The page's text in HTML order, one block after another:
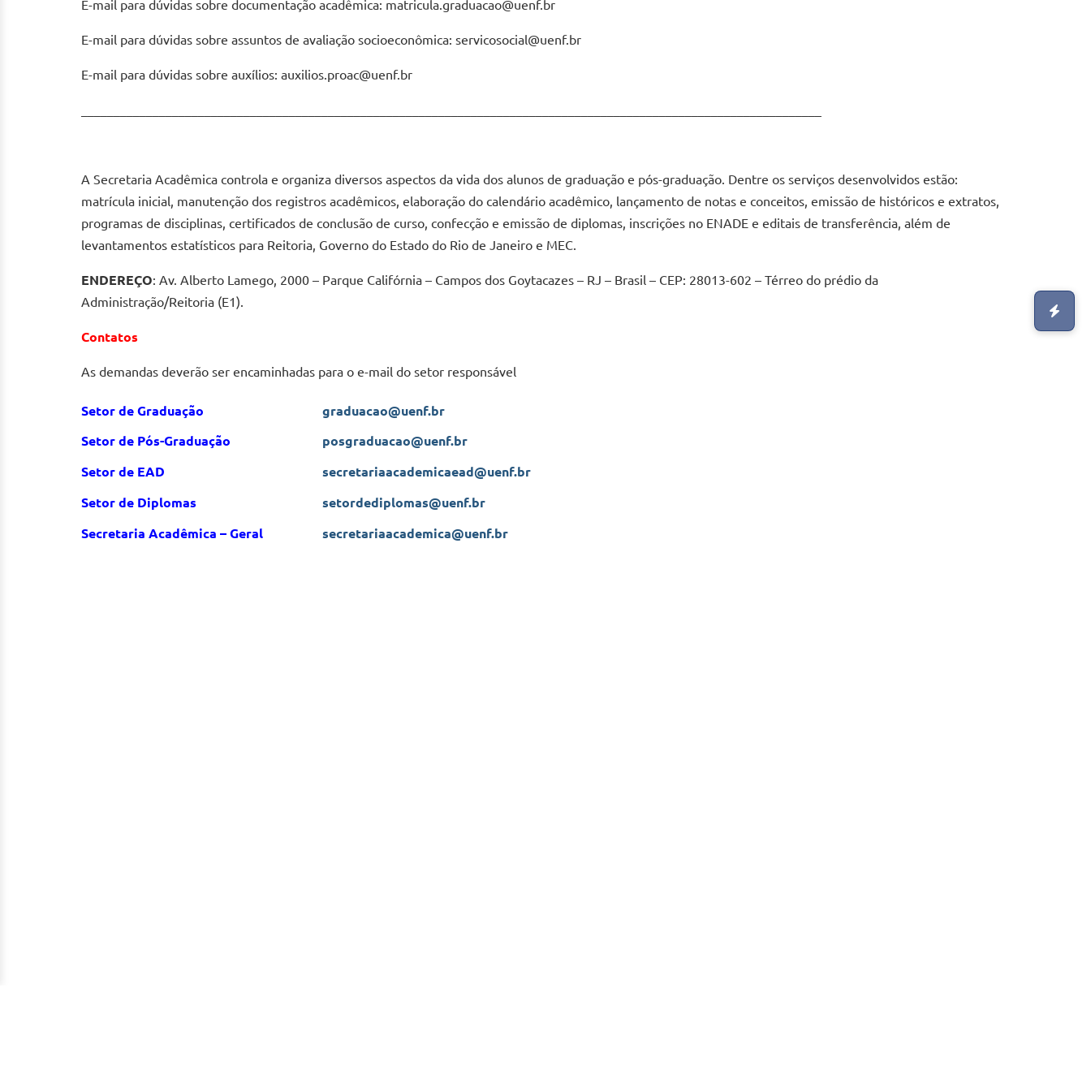
E-mail para dúvidas sobre documentação acadêmica: matricula.graduacao@uenf.br
E-mail para dúvidas sobre assuntos de avaliação socioeconômica: servicosocial@uenf.br
E-mail para dúvidas sobre auxílios: auxilios.proac@uenf.br
A Secretaria Acadêmica controla e organiza diversos aspectos da vida dos alunos de graduação e pós-graduação. Dentre os serviços desenvolvidos estão:
matrícula inicial, manutenção dos registros acadêmicos, elaboração do calendário acadêmico, lançamento de notas e conceitos, emissão de históricos e extratos,
programas de disciplinas, certificados de conclusão de curso, confecção e emissão de diplomas, inscrições no ENADE e editais de transferência, além de
levantamentos estatísticos para Reitoria, Governo do Estado do Rio de Janeiro e MEC.
ENDEREÇO: Av. Alberto Lamego, 2000 – Parque Califórnia – Campos dos Goytacazes – RJ – Brasil – CEP: 28013-602 – Térreo do prédio da
Administração/Reitoria (E1).
Contatos
As demandas deverão ser encaminhadas para o e-mail do setor responsável
Setor de Graduação graduacao@uenf.br
Setor de Pós-Graduação posgraduacao@uenf.br
Setor de EAD secretariaacademicaead@uenf.br
Setor de Diplomas setordediplomas@uenf.br
Secretaria Acadêmica – Geral secretariaacademica@uenf.br